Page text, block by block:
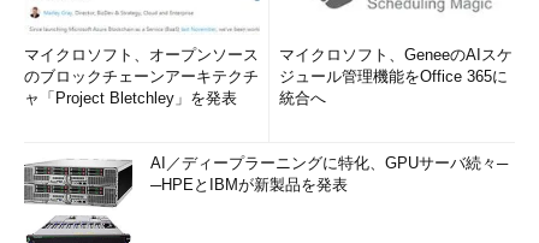
マイクロソフト、オープンソース
のブロックチェーンアーキテクチ
ャ「Project Bletchley」を発表
マイクロソフト、GeneeのAIスケ
ジュール管理機能をOffice 365に
統合へ
AI／ディープラーニングに特化、GPUサーバ続々─
─HPEとIBMが新製品を発表